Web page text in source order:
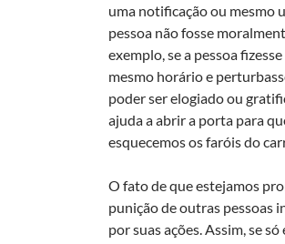
uma notificação ou mesmo
pessoa não fosse
exemplo, se a pessoa
mesmo horário e
poder ser elogiado ou
ajuda a abrir a porta para
esquecemos os faróis do
O fato de que estejamos
punição de outras pessoas
por suas ações. Assim, se